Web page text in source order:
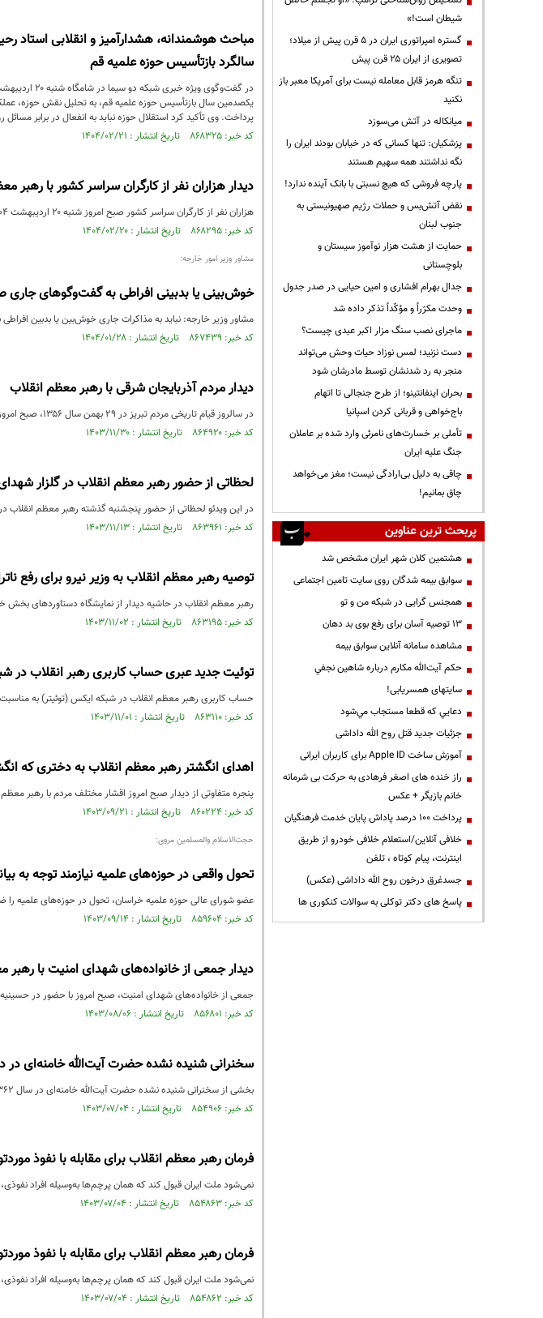
مباحث هوشمندانه، هشدارآمیز و انقلابی استاد
سالگرد بازتأسیس حوزه علمیه قم
یکصدمین سال بازتأسیس حوزه علمیه قم، به تحلیل نقش حوزه،
پرداخت. وی تأکید کرد استقلال حوزه نباید به انفعال در برابر
کد خبر: ۸۶۸۳۲۵ تاریخ انتشار : ۱۴۰۴/۰۲/۲۱
دیدار هزاران نفر از کارگران سراسر کشور با رهبر
هزاران نفر از کارگران سراسر کشور صبح امروز شنبه ۲۰ اردیبهشت ۱۴۰۴ با حضرت ‌آیت‌الله خامنه‌ای رهبر معظم انقلاب اسلامی دیدار کردند.
کد خبر: ۸۶۸۲۹۵ تاریخ انتشار : ۱۴۰۴/۰۲/۲۰
مشاور وزیر امور خارجه:
خوش‌بینی یا بدبینی افراطی به گفت‌وگوهای
مشاور وزیر خارجه: نباید به مذاکرات جاری خوش‌بین یا بدبین
کد خبر: ۸۶۷۴۳۹ تاریخ انتشار : ۱۴۰۴/۰۱/۲۸
دیدار مردم آذربایجان شرقی با رهبر معظم انقلاب
در سالروز قیام تاریخی مردم تبریز در ۲۹ بهمن سال ۱۳۵۶، صبح امروز (دوشنبه) جمعی از مردم آذربایجان شرقی با رهبر انقلاب اسلامی دیدار کردند.
کد خبر: ۸۶۴۹۲۰ تاریخ انتشار : ۱۴۰۳/۱۱/۳۰
لحظاتی از حضور رهبر معظم انقلاب در گلزار
در این ویدئو لحظاتی از حضور پنجشنبه گذشته رهبر معظم انقلاب
کد خبر: ۸۶۳۹۶۱ تاریخ انتشار : ۱۴۰۳/۱۱/۱۳
توصیه رهبر معظم انقلاب به وزیر نیرو برای رفع
رهبر معظم انقلاب در حاشیه دیدار از نمایشگاه دستاورد‌های بخش
کد خبر: ۸۶۳۱۹۵ تاریخ انتشار : ۱۴۰۳/۱۱/۰۲
توئیت جدید عبری حساب کاربری رهبر انقلاب در
حساب کاربری رهبر معظم انقلاب در شبکه‌ ایکس (توئیتر) به
کد خبر: ۸۶۳۱۱۰ تاریخ انتشار : ۱۴۰۳/۱۱/۰۱
اهدای انگشتر رهبر معظم انقلاب به دختری که
پنجره متفاوتی از دیدار صبح امروز اقشار مختلف مردم با رهبر
کد خبر: ۸۶۰۲۲۴ تاریخ انتشار : ۱۴۰۳/۰۹/۲۱
حجت‌الاسلام والمسلمین مروی:
تحول واقعی در حوزه‌های علمیه نیازمند توجه به
عضو شورای عالی حوزه علمیه خراسان، تحول در حوزه‌های علمیه
کد خبر: ۸۵۹۶۰۴ تاریخ انتشار : ۱۴۰۳/۰۹/۱۴
دیدار جمعی از خانواده‌های شهدای امنیت با رهبر
جمعی از خانواده‌های شهدای امنیت، صبح امروز با حضور در
کد خبر: ۸۵۶۸۰۱ تاریخ انتشار : ۱۴۰۳/۰۸/۰۶
سخنرانی شنیده نشده حضرت آیت‌الله خامنه‌ای در
بخشی از سخنرانی شنیده نشده حضرت آیت‌الله خامنه‌ای در سال ۱۳۶۲ و در اثنای جنگ با رژیم بعث را می‌شنوید.
کد خبر: ۸۵۴۹۰۶ تاریخ انتشار : ۱۴۰۳/۰۷/۰۴
فرمان رهبر معظم انقلاب برای مقابله با نفوذ
نمی‌شود ملت ایران قبول کند که همان پرچم‌ها به‌وسیله افراد
کد خبر: ۸۵۴۸۶۳ تاریخ انتشار : ۱۴۰۳/۰۷/۰۴
فرمان رهبر معظم انقلاب برای مقابله با نفوذ
نمی‌شود ملت ایران قبول کند که همان پرچم‌ها به‌وسیله افراد
کد خبر: ۸۵۴۸۶۲ تاریخ انتشار : ۱۴۰۳/۰۷/۰۴
شیطان است!»
گستره امپراتوری ایران در ۵ قرن پیش از میلاد؛
تصویری از ایران ۲۵ قرن پیش
تنگه هرمز قابل معامله نیست برای آمریکا معبر باز
نکنید
میانکاله در آتش می‌سوزد
پزشکیان: تنها کسانی که در خیابان بودند ایران را
نگه نداشتند همه سهیم هستند
پارچه فروشی که هیچ نسبتی با بانک آینده ندارد!
نقض آتش‌بس و حملات رژیم صهیونیستی به
جنوب لبنان
حمایت از هشت هزار نوآموز سیستان و
بلوچستانی
جدال بهرام افشاری و امین حیایی در صدر جدول
وحدت مکرّراً و مؤکّداً تذکر داده شد
ماجرای نصب سنگ مزار اکبر عبدی چیست؟
دست نزنید؛ لمس نوزاد حیات وحش می‌تواند
منجر به رد شدنشان توسط مادرشان شود
بحران اینفانتینو؛ از طرح جنجالی تا اتهام
باج‌خواهی و قربانی کردن اسپانیا
تأملی بر خسارت‌های نامرئی وارد شده بر عاملان
جنگ علیه ایران
چاقی به دلیل بی‌ارادگی نیست؛ مغز می‌خواهد
چاق بمانیم!
پربحث ترین عناوین
هشتمین کلان شهر ایران مشخص شد
سوابق بیمه شدگان روی سایت تامین اجتماعی
همجنس گرایی در شبکه من و تو
13 توصیه آسان برای رفع بوی بد دهان
مشاهده سامانه آنلاين سوابق بیمه
حكم آيت‌الله مكارم درباره شاهين نجفي
سایتهای همسریابی!
دعايي كه قطعا مستجاب مي‌شود
جزئیات جدید قتل روح الله داداشی
آموزش ساخت Apple ID برای کاربران ایرانی
راز خنده های اصغر فرهادی به حرکت بی شرمانه
خانم بازیگر + عکس
پرداخت ۱۰۰ درصد پاداش پایان خدمت فرهنگیان
خلافی آنلاین/استعلام خلافی خودرو از طریق
اینترنت، پیام کوتاه ، تلفن
جسدغرق درخون روح الله داداشی (عکس)
پاسخ های دکتر توکلی به سوالات کنکوری ها